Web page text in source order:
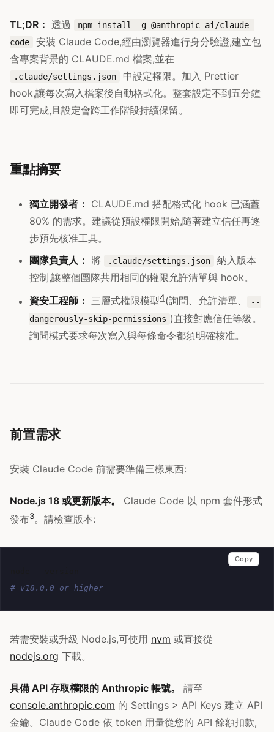
TL;DR： 透過
npm install -g @anthropic-ai/claude-
code
安裝 Claude Code,經由瀏覽器進行身分驗證,建立包
含專案背景的 CLAUDE.md 檔案,並在
.claude/settings.json
中設定權限。加入 Prettier
hook,讓每次寫入檔案後自動格式化。整套設定不到五分鐘
即可完成,且設定會跨工作階段持續保留。
重點摘要
獨立開發者： CLAUDE.md 搭配格式化 hook 已涵蓋
80% 的需求。建議從預設權限開始,隨著建立信任再逐
步預先核准工具。
團隊負責人： 將 .claude/settings.json
納入版本
控制,讓整個團隊共用相同的權限允許清單與 hook。
資安工程師： 三層式權限模型4(詢問、允許清單、
--
dangerously-skip-permissions )直接對應信任等級。
詢問模式要求每次寫入與每條命令都須明確核准。
前置需求
安裝 Claude Code 前需要準備三樣東西:
Node.js 18 或更新版本。
Claude Code 以 npm 套件形式
發布3。請檢查版本:
# v18.0.0 or higher
Copy
若需安裝或升級 Node.js,可使用 nvm 或直接從
nodejs.org 下載。
具備 API 存取權限的 Anthropic 帳號。
請至
console.anthropic.com 的 Settings > API Keys 建立 API
金鑰。Claude Code 依 token 用量從您的 API 餘額扣款,